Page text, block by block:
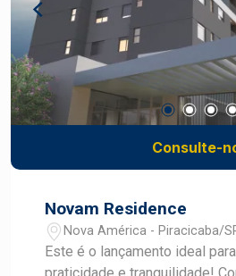
de Lar. Elegância e Design
em um empreendimento
todos os momentos da sua vida. O Maison
conta com 2 apartamentos
com 289m² e hall privativo e 4
de 2 unidades garden com 414m².
informações fale agora com
Rua Padre Galvão, 665, São
Consulte-
Novam Residence
Nova América - Piracicaba/
Este é o lançamento ideal